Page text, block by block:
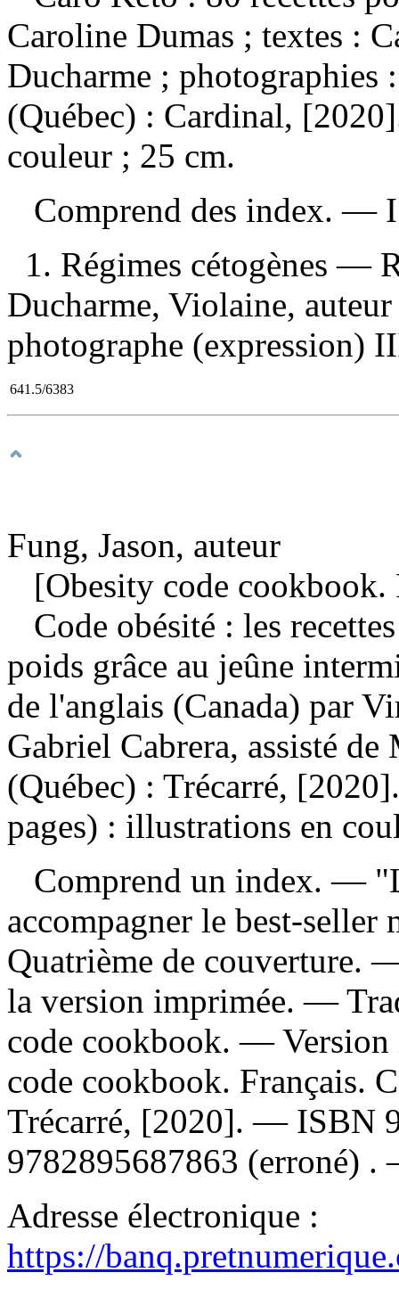
Caroline Dumas ; textes :
Ducharme ;
(Québec) : Cardinal,
couleur ; 25 cm.
Comprend des index. —
1. Régimes cétogènes —
Ducharme, Violaine,
photographe (expression)
641.5/6383
Fung, Jason, auteur
[Obesity code cookbook.
Code obésité : les
poids grâce au jeûne
de l'anglais (Canada) par
Gabriel Cabrera, assisté
(Québec) : Trécarré,
pages) : illustrations en
Comprend un index. —
accompagner le best-
Quatrième de couverture.
la version imprimée. —
code cookbook. —
code cookbook. Français.
Trécarré, [2020]. — ISBN
9782895687863 (erroné)
Adresse électronique :
https://